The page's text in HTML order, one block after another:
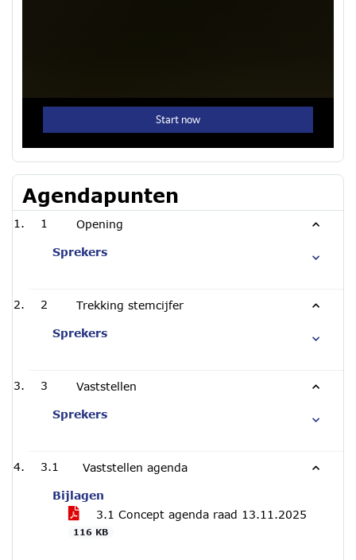
Agendapunten
1 Opening
Sprekers
2 Trekking stemcijfer
Sprekers
3 Vaststellen
Sprekers
3.1 Vaststellen agenda
Bijlagen
3.1 Concept agenda raad 13.11.2025
116 KB